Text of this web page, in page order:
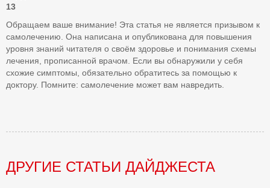
13
Обращаем ваше внимание! Эта статья не является призывом к
самолечению. Она написана и опубликована для повышения
уровня знаний читателя о своём здоровье и понимания схемы
лечения, прописанной врачом. Если вы обнаружили у себя
схожие симптомы, обязательно обратитесь за помощью к
доктору. Помните: самолечение может вам навредить.
ДРУГИЕ СТАТЬИ ДАЙДЖЕСТА